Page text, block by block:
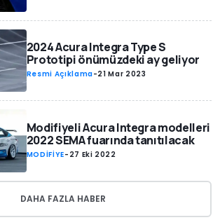
2024 Acura Integra Type S
Prototipi önümüzdeki ay geliyor
Resmi Açıklama-21 Mar 2023
Modifiyeli Acura Integra modelleri
2022 SEMA fuarında tanıtılacak
MODİFİYE- 27 Eki 2022
DAHA FAZLA HABER